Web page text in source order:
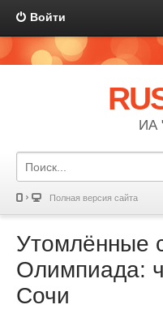
Войти
ИА
Полная версия сайта
Утомлённые
Олимпиада:
Сочи